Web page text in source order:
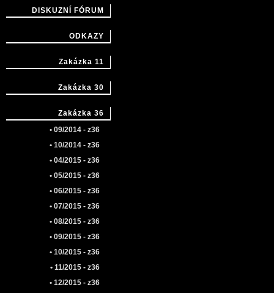
DISKUZNÍ FÓRUM
ODKAZY
Zakázka 11
Zakázka 30
Zakázka 36
• 09/2014 - z36
• 10/2014 - z36
• 04/2015 - z36
• 05/2015 - z36
• 06/2015 - z36
• 07/2015 - z36
• 08/2015 - z36
• 09/2015 - z36
• 10/2015 - z36
• 11/2015 - z36
• 12/2015 - z36